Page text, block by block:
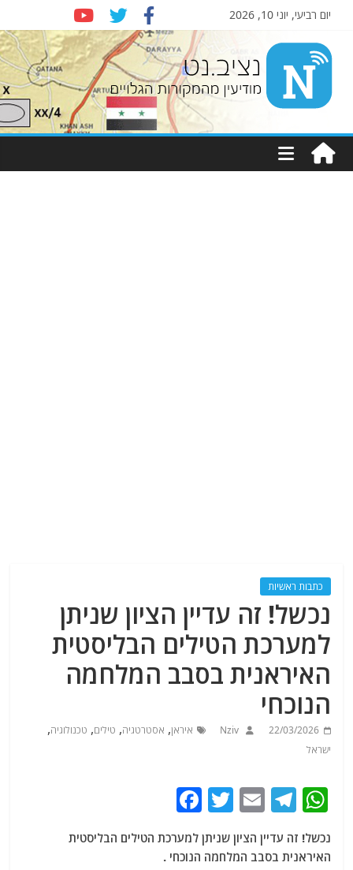
יום רביעי, יוני 10, 2026
Nziv.net
מודיעין
מהמקורות
כתבות ראשיות
נכשל! זה עדיין הציון שניתן
למערכת הטילים הבליסטית
האיראנית בסבב המלחמה
הנוכחי
22/03/2026
Nziv איראן, אסטרטגיה, טילים, טכנולוגיה,
ישראל
W
at
T
e
E
ai
T
w
itt
c
נכשל! זה עדיין הציון שניתן למערכת הטילים הבליסטית
האיראנית בסבב המלחמה הנוכחי .